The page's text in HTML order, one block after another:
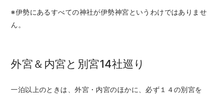
※伊勢にあるすべての神社が伊勢神宮というわけではありませ
ん。
外宮＆内宮と別宮14社巡り
一泊以上のときは、外宮・内宮のほかに、必ず１４の別宮を